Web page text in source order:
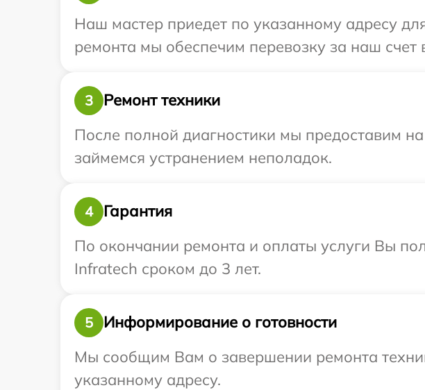
Наш мастер приедет по указанному адресу
ремонта мы обеспечим перевозку за наш счет
3
Ремонт техники
После полной диагностики мы предоставим
займемся устранением неполадок.
4
Гарантия
По окончании ремонта и оплаты услуги Вы
Infratech сроком до 3 лет.
5
Информирование о готовности
Мы сообщим Вам о завершении ремонта
указанному адресу.